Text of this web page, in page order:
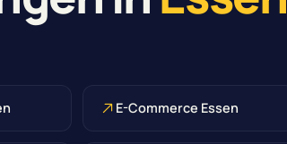
E-Commerce Essen